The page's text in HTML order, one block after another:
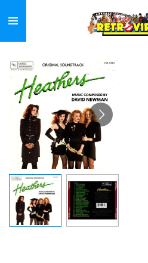
direct
naar
hoofdinhoud